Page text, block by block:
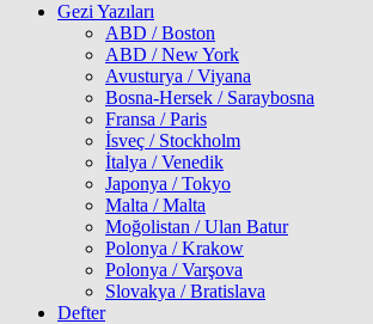
Gezi Yazıları
ABD / Boston
ABD / New York
Avusturya / Viyana
Bosna-Hersek / Saraybosna
Fransa / Paris
İsveç / Stockholm
İtalya / Venedik
Japonya / Tokyo
Malta / Malta
Moğolistan / Ulan Batur
Polonya / Krakow
Polonya / Varşova
Slovakya / Bratislava
Defter